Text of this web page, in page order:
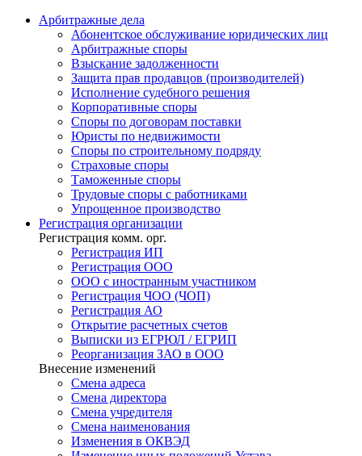
Арбитражные дела
Абонентское обслуживание юридических лиц
Арбитражные споры
Взыскание задолженности
Защита прав продавцов (производителей)
Исполнение судебного решения
Корпоративные споры
Споры по договорам поставки
Юристы по недвижимости
Споры по строительному подряду
Страховые споры
Таможенные споры
Трудовые споры с работниками
Упрощенное производство
Регистрация организации
Регистрация комм. орг.
Регистрация ИП
Регистрация ООО
ООО с иностранным участником
Регистрация ЧОО (ЧОП)
Регистрация АО
Открытие расчетных счетов
Выписки из ЕГРЮЛ / ЕГРИП
Реорганизация ЗАО в ООО
Внесение изменений
Смена адреса
Смена директора
Cмена учредителя
Смена наименования
Изменения в ОКВЭД